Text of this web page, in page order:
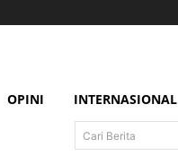
OPINI INTERNASIONAL
Cari Berita